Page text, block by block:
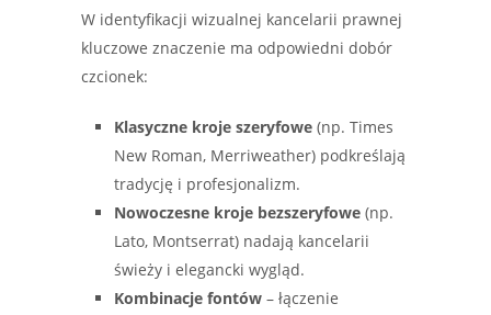
W identyfikacji wizualnej kancelarii prawnej
kluczowe znaczenie ma odpowiedni dobór
czcionek:
Klasyczne kroje szeryfowe (np. Times
New Roman, Merriweather) podkreślają
tradycję i profesjonalizm.
Nowoczesne kroje bezszeryfowe (np.
Lato, Montserrat) nadają kancelarii
świeży i elegancki wygląd.
Kombinacje fontów – łączenie